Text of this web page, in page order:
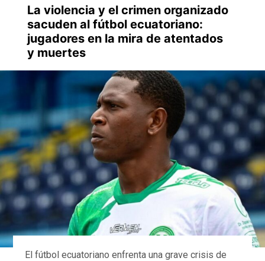
La violencia y el crimen organizado
sacuden al fútbol ecuatoriano:
jugadores en la mira de atentados
y muertes
El fútbol ecuatoriano enfrenta una grave crisis de